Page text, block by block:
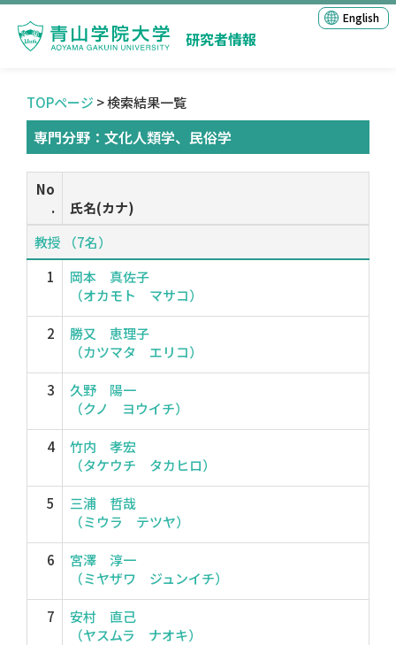
研究者情報
English
TOPページ > 検索結果一覧
専門分野：文化人類学、民俗学
No
.
氏名(カナ)
教授 （7名）
1
岡本 真佐子
（オカモト マサコ）
2
勝又 恵理子
（カツマタ エリコ）
3
久野 陽一
（クノ ヨウイチ）
4
竹内 孝宏
（タケウチ タカヒロ）
5
三浦 哲哉
（ミウラ テツヤ）
6
宮澤 淳一
（ミヤザワ ジュンイチ）
7
安村 直己
（ヤスムラ ナオキ）